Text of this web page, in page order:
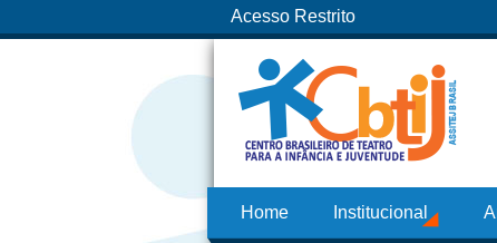
Acesso Restrito
Home Institucional